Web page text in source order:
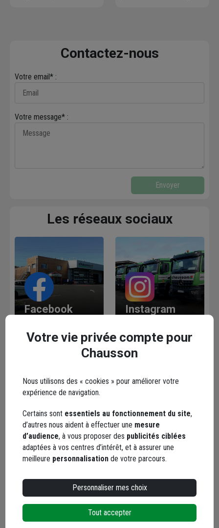
Contactez-nous
Votre email* :
Votre message* :
Envoyer
Les réseaux sociaux
Facebook Instagram
Les avis
Loading...
Votre vie privée compte pour
Chausson
Nous utilisons des « cookies » pour améliorer votre
expérience de navigation.
Certains sont essentiels au fonctionnement du site,
d’autres nous aident à effectuer une mesure
d’audience, à vous proposer des publicités ciblées
adaptées à vos centres d’intérêt, et à assurer une
meilleure personnalisation de votre parcours.
Personnaliser mes choix
Tout accepter